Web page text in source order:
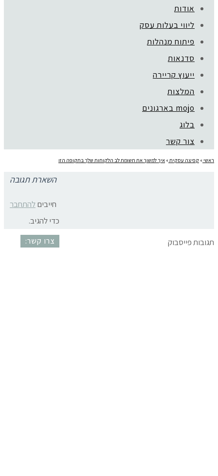
אודות
ליווי בעלות עסק
פיתוח מנהלות
סדנאות
ייעוץ קריירה
המלצות
mojo בארגונים
בלוג
צור קשר
ראשי » קפיצה עסקית» איך למשוך את תשומת לב הלקוחות שלך בתקופה הזו
תגובות פייסבוק
השארת תגובה
חייביםלהתחבר
כדי להגיב.
צרו קשר:
© כל הזכויות שמורות לגלית שול |
עיצוב:
נסטיה פייביש| ביצוע:zivuch